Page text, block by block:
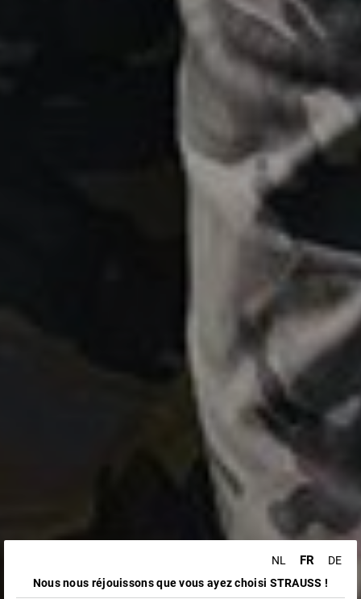
NL FR
DE
Nous nous réjouissons que vous ayez choisi STRAUSS !